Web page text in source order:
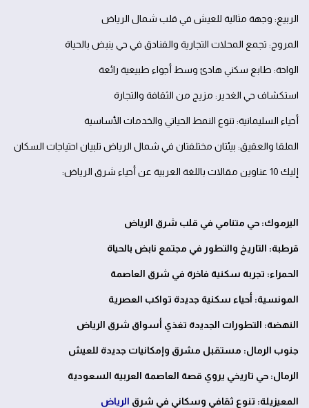
الربيع: وجهة مثالية للعيش في قلب شمال الرياض
المروج: تجمع المحلات التجارية والفنادق في حي ينبض بالحياة
الواحة: طابع سكني هادئ وسط أجواء طبيعية رائعة
استكشاف حي الغدير: مزيج من الثقافة والتجارة
أحياء السليمانية: تنوع النمط الحياتي والخدمات الأساسية
الملقا والعقيق: بيئتان مختلفتان في شمال الرياض تلبيان احتياجات السكان
إليك 10 عناوين مقالات باللغة العربية عن أحياء شرق الرياض:
اليرموك: حي متنامي في قلب شرق الرياض
قرطبة: التاريخ والتطور في مجتمع نابض بالحياة
الحمراء: تجربة سكنية فاخرة في شرق العاصمة
المونسية: أحياء سكنية جديدة تواكب العصرية
النهضة: التطورات الجديدة تغذي أسواق شرق الرياض
جنوب الرمال: مستقبل مشرق وإمكانيات جديدة للعيش
الرمال: حي تاريخي يروي قصة العاصمة العربية السعودية
المعيزيلة: تنوع ثقافي وسكاني في شرق الرياض